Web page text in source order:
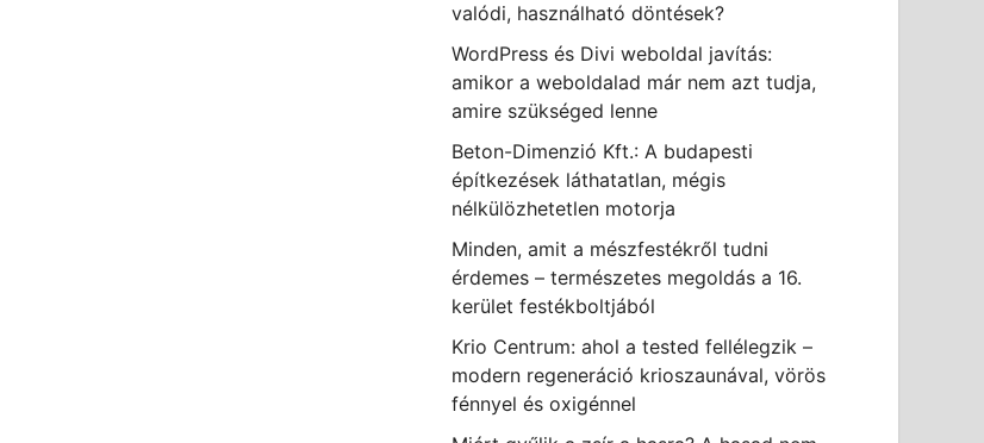
valódi, használható döntések?
WordPress és Divi weboldal javítás:
amikor a weboldalad már nem azt tudja,
amire szükséged lenne
Beton-Dimenzió Kft.: A budapesti
építkezések láthatatlan, mégis
nélkülözhetetlen motorja
Minden, amit a mészfestékről tudni
érdemes – természetes megoldás a 16.
kerület festékboltjából
Krio Centrum: ahol a tested fellélegzik –
modern regeneráció krioszaunával, vörös
fénnyel és oxigénnel